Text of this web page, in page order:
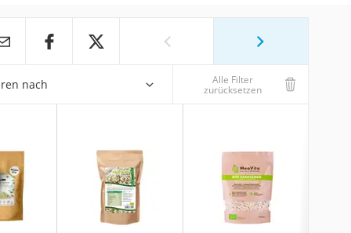
nach Alle Filter
zurücksetzen